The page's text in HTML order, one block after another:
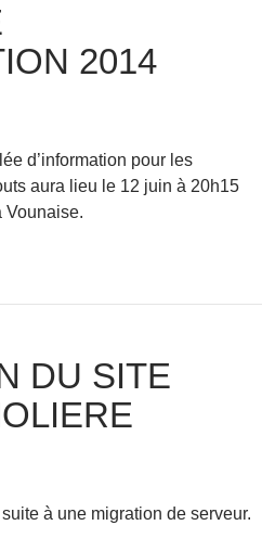
2014
d’information pour les
aura lieu le 12 juin à 20h15
Vounaise.
DU SITE
à une migration de serveur.